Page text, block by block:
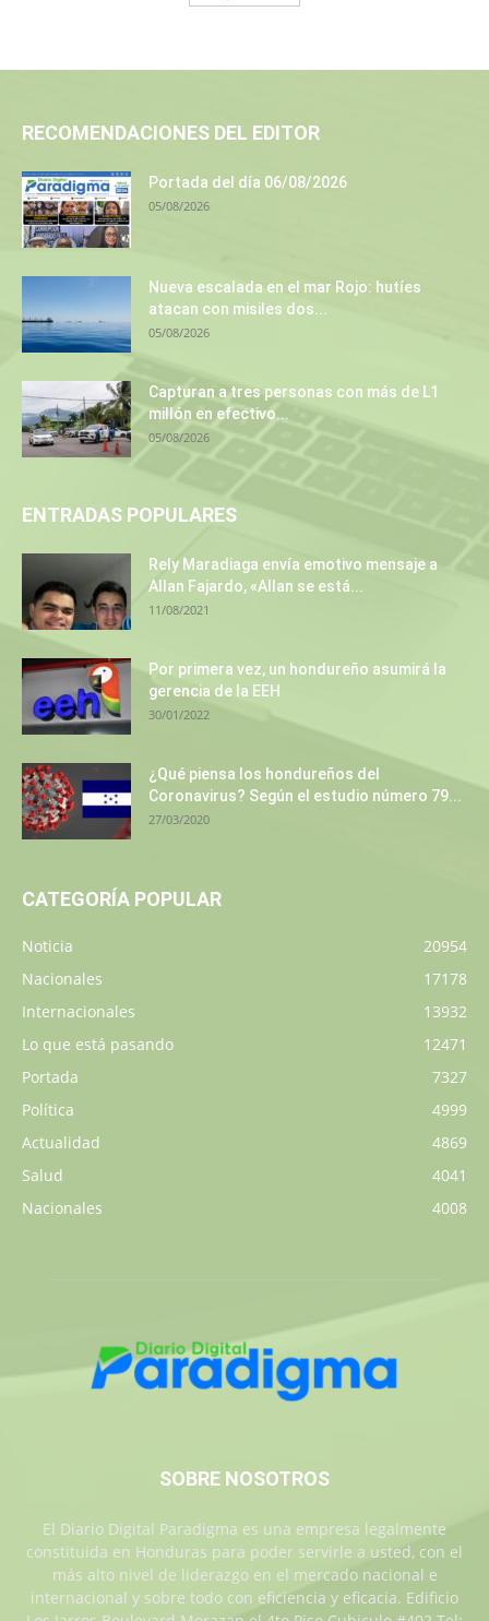
RECOMENDACIONES DEL EDITOR
Portada del día 06/08/2026
05/08/2026
Nueva escalada en el mar Rojo: hutíes
atacan con misiles dos...
05/08/2026
Capturan a tres personas con más de L1
millón en efectivo...
05/08/2026
ENTRADAS POPULARES
Rely Maradiaga envía emotivo mensaje a
Allan Fajardo, «Allan se está...
11/08/2021
Por primera vez, un hondureño asumirá la
gerencia de la EEH
30/01/2022
¿Qué piensa los hondureños del
Coronavirus? Según el estudio número 79...
27/03/2020
CATEGORÍA POPULAR
Noticia
20954
Nacionales
17178
Internacionales
13932
Lo que está pasando
12471
Portada
7327
Política
4999
Actualidad
4869
Salud
4041
Nacionales
4008
SOBRE NOSOTROS
El Diario Digital Paradigma es una empresa legalmente
constituida en Honduras para poder servirle a usted, con el
más alto nivel de liderazgo en el mercado nacional e
internacional y sobre todo con eficiencia y eficacia. Edificio